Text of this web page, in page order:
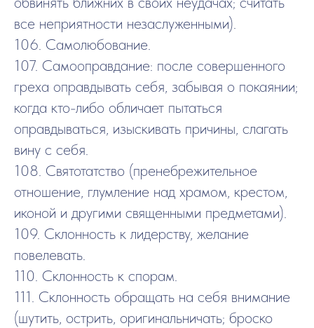
все неприятности незаслуженными).
106. Самолюбование.
107. Самооправдание: после совершенного
греха оправдывать себя, забывая о покаянии;
когда кто-либо обличает пытаться
оправдываться, изыскивать причины, слагать
вину с себя.
108. Святотатство (пренебрежительное
отношение, глумление над храмом, крестом,
иконой и другими священными предметами).
109. Склонность к лидерству, желание
повелевать.
110. Склонность к спорам.
111. Склонность обращать на себя внимание
(шутить, острить, оригинальничать; броско